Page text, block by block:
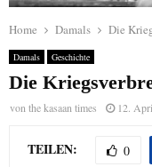
Home Damals Die
Damals Geschichte
Die
vonthe kasaan times 12.
TEILEN: 0